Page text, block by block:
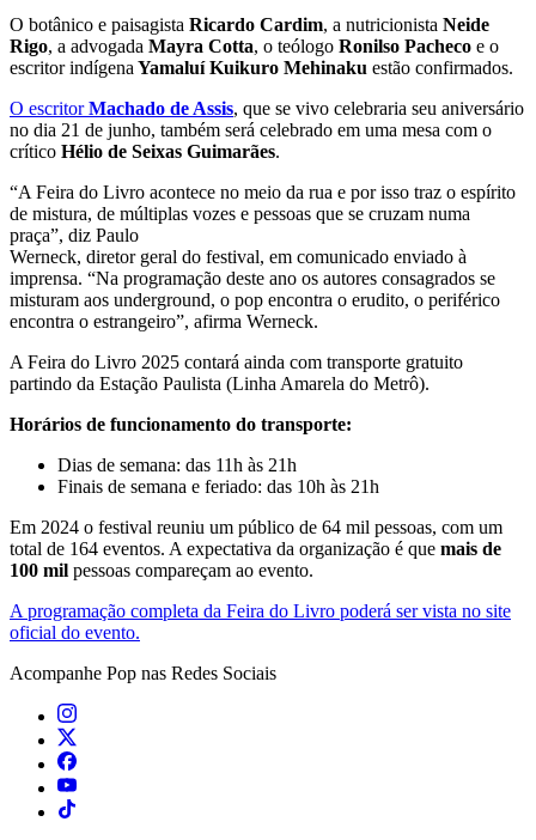
O botânico e paisagista Ricardo Cardim, a nutricionista Neide
Rigo, a advogada Mayra Cotta, o teólogo Ronilso Pacheco e o
escritor indígena Yamaluí Kuikuro Mehinaku estão confirmados.
O escritorMachado de Assis, que se vivo celebraria seu aniversário
no dia 21 de junho, também será celebrado em uma mesa com o
crítico Hélio de Seixas Guimarães.
“A Feira do Livro acontece no meio da rua e por isso traz o espírito
de mistura, de múltiplas vozes e pessoas que se cruzam numa
praça”, diz Paulo
Werneck, diretor geral do festival, em comunicado enviado à
imprensa. “Na programação deste ano os autores consagrados se
misturam aos underground, o pop encontra o erudito, o periférico
encontra o estrangeiro”, afirma Werneck.
A Feira do Livro 2025 contará ainda com transporte gratuito
partindo da Estação Paulista (Linha Amarela do Metrô).
Horários de funcionamento do transporte:
Dias de semana: das 11h às 21h
Finais de semana e feriado: das 10h às 21h
Em 2024 o festival reuniu um público de 64 mil pessoas, com um
total de 164 eventos. A expectativa da organização é que mais de
100 mil pessoas compareçam ao evento.
A programação completa da Feira do Livro poderá ser vista no site
oficial do evento.
Acompanhe Pop nas Redes Sociais